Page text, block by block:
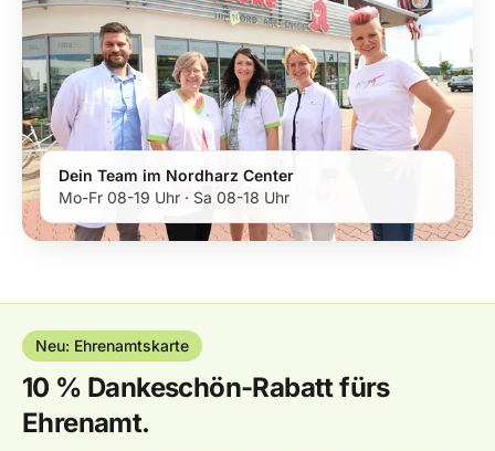
Dein Team im Nordharz Center
Mo-Fr 08-19 Uhr · Sa 08-18 Uhr
Neu: Ehrenamtskarte
10 % Dankeschön-Rabatt fürs
Ehrenamt.